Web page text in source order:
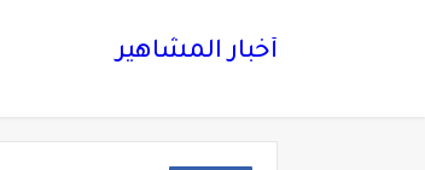
أخبار المشاهير